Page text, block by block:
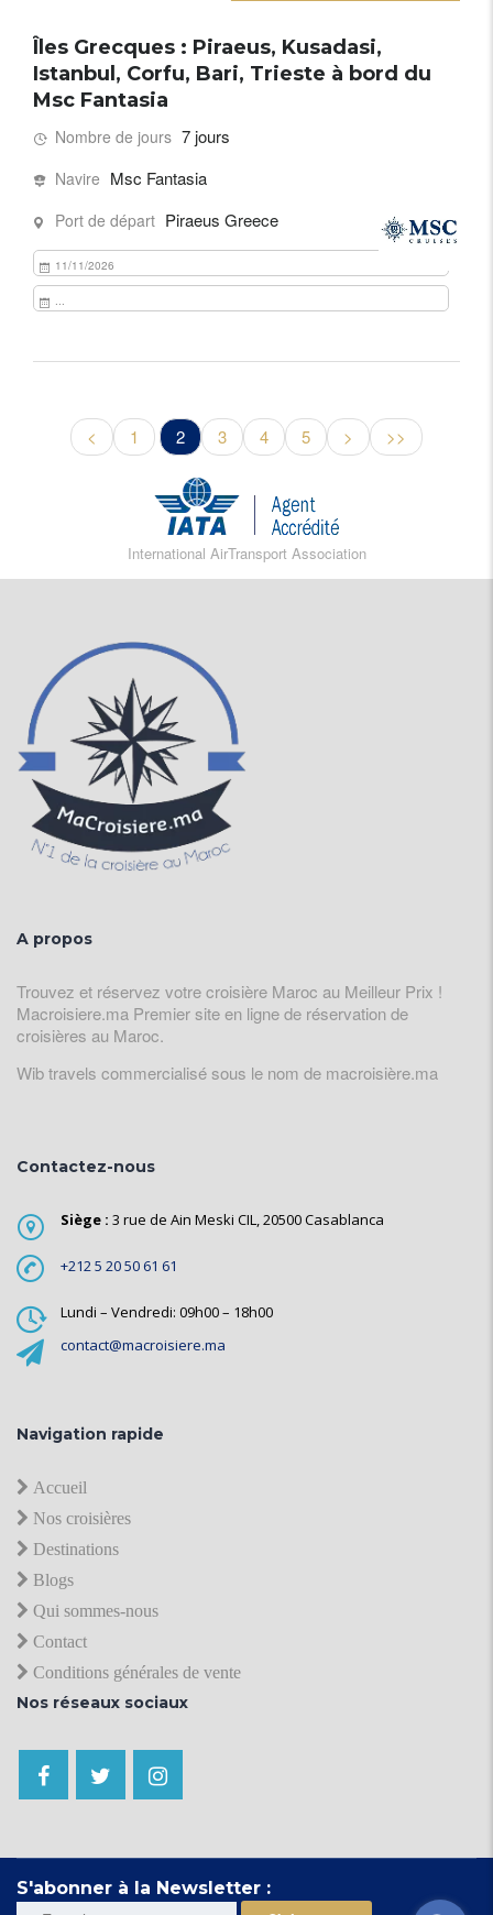
Îles Grecques : Piraeus, Kusadasi,
Istanbul, Corfu, Bari, Trieste à bord du
Msc Fantasia
Nombre de jours 7 jours
Navire Msc Fantasia
Port de départ Piraeus Greece
11/11/2026
...
< 1 2 3 4 5 > >>
International AirTransport Association
A propos
Trouvez et réservez votre croisière Maroc au Meilleur Prix !
Macroisiere.ma Premier site en ligne de réservation de
croisières au Maroc.
Wib travels commercialisé sous le nom de macroisière.ma
Contactez-nous
Siège : 3 rue de Ain Meski CIL, 20500 Casablanca
+212 5 20 50 61 61
Lundi – Vendredi: 09h00 – 18h00
contact@macroisiere.ma
Navigation rapide
Accueil
Nos croisières
Destinations
Blogs
Qui sommes-nous
Contact
Conditions générales de vente
Nos réseaux sociaux
S'abonner à la Newsletter :